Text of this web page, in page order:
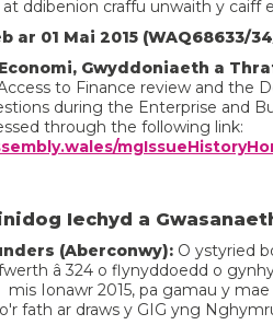
ddibenion craffu unwaith y caiff
ar 01 Mai 2015 (WAQ68633/
Gwyddoniaeth a
to Finance review and the
during the Enterprise and
through the following link:
Iechyd a
(Aberconwy): O ystyried
â 324 o flynyddoedd o
mis Ionawr 2015, pa gamau y
fath ar draws y GIG yng